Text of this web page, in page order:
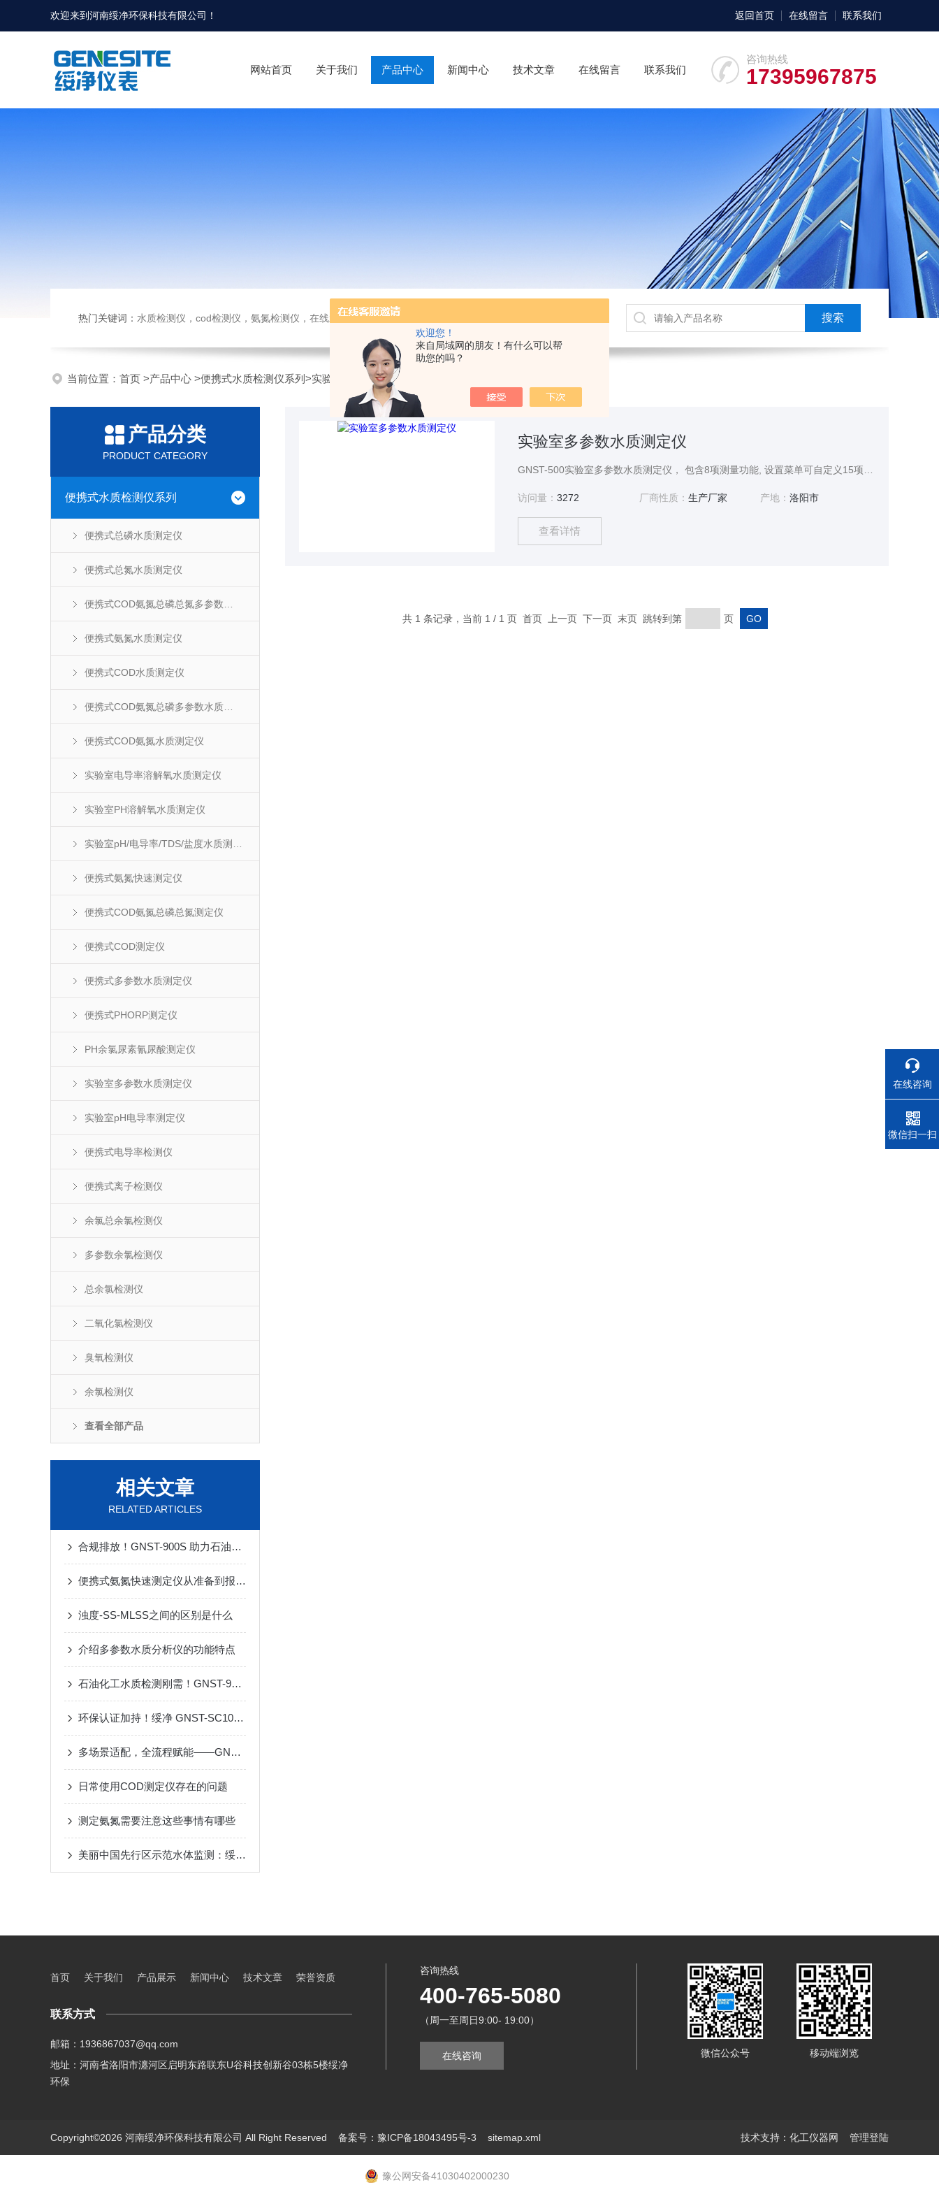
欢迎您！
来自局域网的朋友！有什么可以帮
助您的吗？
欢迎来到河南绥净环保科技有限公司！ 返回首页 在线留言 联系我们
咨询热线
17395967875
网站首页 关于我们 产品中心 新闻中心 技术文章 在线留言 联系我们
热门关键词： 水质检测仪，cod检测仪，氨氮检测仪，在线水质监测仪，水质分析仪，水质检测传感器，氨氮快速测定仪，总磷测定仪，总氮测定仪，多参数水质分析仪，BOD测定仪，余氯分析仪，农药残留检测仪，水质环保仪器
当前位置： 首页 >产品中心 >便携式水质检测仪系列 >实验室多参数水质测定仪
产品分类
PRODUCT CATEGORY
便携式水质检测仪系列
便携式总磷水质测定仪
便携式总氮水质测定仪
便携式氨氮水质测定仪
便携式COD水质测定仪
便携式COD氨氮水质测定仪
实验室电导率溶解氧水质测定仪
实验室PH溶解氧水质测定仪
便携式氨氮快速测定仪
便携式COD氨氮总磷总氮测定仪
便携式COD测定仪
便携式多参数水质测定仪
便携式PHORP测定仪
PH余氯尿素氰尿酸测定仪
实验室多参数水质测定仪
实验室pH电导率测定仪
便携式电导率检测仪
便携式离子检测仪
余氯总余氯检测仪
多参数余氯检测仪
总余氯检测仪
二氧化氯检测仪
臭氧检测仪
余氯检测仪
查看全部产品
相关文章
RELATED ARTICLES
合规排放！GNST-900S 助力石油化工企业废水达标监测
便携式氨氮快速测定仪从准备到报告的全流程规范
浊度-SS-MLSS之间的区别是什么
介绍多参数水质分析仪的功能特点
石油化工水质检测刚需！GNST-900S 多参数分析仪赋能实验室高效质控
环保认证加持！绥净 GNST-SC1000 在线 COD 检测仪，为企业排污达标保驾护航
多场景适配，全流程赋能——GNST-SC1000在线COD检测仪破解污染源监测痛点
日常使用COD测定仪存在的问题
测定氨氮需要注意这些事情有哪些
美丽中国先行区示范水体监测：绥净GNST-500JCZ精准守护“样板水体”
实验室多参数水质测定仪
访问量：3272 厂商性质： 生产厂家 产地：洛阳市
查看详情
共 1 条记录，当前 1 / 1 页 首页 上一页 下一页 末页 跳转到第 页
首页 关于我们 产品展示 新闻中心 技术文章 荣誉资质
联系方式
邮箱：1936867037@qq.com
地址：河南省洛阳市瀍河区启明东路联东U谷科技创新谷03栋5楼绥净
环保
咨询热线
400-765-5080
（周一至周日9:00- 19:00）
在线咨询 微信公众号 移动端浏览
Copyright©2026 河南绥净环保科技有限公司 All Right Reserved 备案号：豫ICP备18043495号-3 sitemap.xml 技术支持： 化工仪器网 管理登陆
在线咨询
电话
微信扫一扫
豫公网安备41030402000230